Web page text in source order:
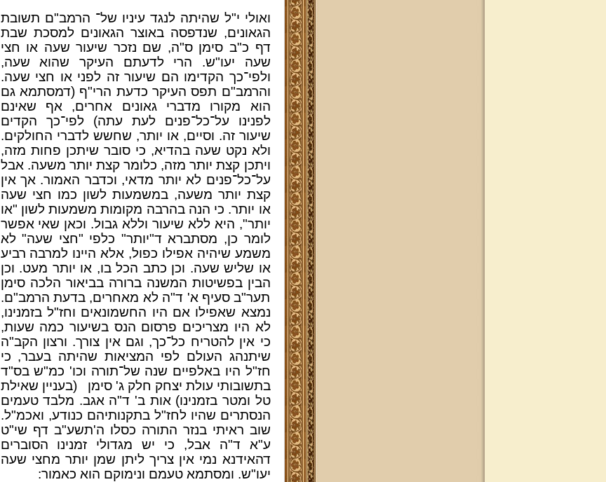
ואולי י"ל שהיתה לנגד עיניו של־ הרמב"ם תשובת
הגאונים, שנדפסה באוצר הגאונים למסכת שבת
דף כ"ב סימן ס"ה, שם נזכר שיעור שעה או חצי
שעה יעו"ש. הרי לדעתם העיקר שהוא שעה,
ולפי־כך הקדימו הם שיעור זה לפני או חצי שעה.
והרמב"ם תפס העיקר כדעת הרי"ף (דמסתמא גם
הוא מקורו מדברי גאונים אחרים, אף שאינם
לפנינו על־כל־פנים לעת עתה) לפי־כך הקדים
שיעור זה. וסיים, או יותר, שחשש לדברי החולקים.
ולא נקט שעה בהדיא, כי סובר שיתכן פחות מזה,
ויתכן קצת יותר מזה, כלומר קצת יותר משעה. אבל
על־כל־פנים לא יותר מדאי, וכדבר האמור. אך אין
קצת יותר משעה, במשמעות לשון כמו חצי שעה
או יותר. כי הנה בהרבה מקומות משמעות לשון "או
יותר", היא ללא שיעור וללא גבול. וכאן שאי אפשר
לומר כן, מסתברא ד"יותר" כלפי "חצי שעה" לא
משמע שיהיה אפילו כפול, אלא היינו למרבה רביע
או שליש שעה. וכן כתב הכל בו, או יותר מעט. וכן
הבין בפשיטות המשנה ברורה בביאור הלכה סימן
תער"ב סעיף א' ד"ה לא מאחרים, בדעת הרמב"ם.
נמצא שאפילו אם היו החשמונאים וחז"ל בזמנינו,
לא היו מצריכים פרסום הנס בשיעור כמה שעות,
כי אין להטריח כל־כך, וגם אין צורך. ורצון הקב"ה
שיתנהג העולם לפי המציאות שהיתה בעבר, כי
חז"ל היו באלפיים שנה של־תורה וכו' כמ"ש בס"ד
בתשובותי עולת יצחק חלק ג' סימן
(בעניין שאילת
טל ומטר בזמנינו) אות ב' ד"ה אגב. מלבד טעמים
הנסתרים שהיו לחז"ל בתקנותיהם כנודע, ואכמ"ל.
שוב ראיתי בנזר התורה כסלו ה'תשע"ב דף שי"ט
ע"א ד"ה אבל, כי יש מגדולי זמנינו הסוברים
דהאידנא נמי אין צריך ליתן שמן יותר מחצי שעה
יעו"ש. ומסתמא טעמם ונימוקם הוא כאמור: